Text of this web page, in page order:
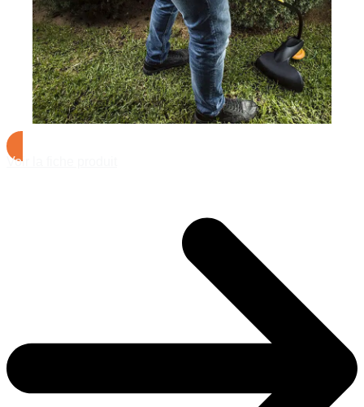
Voir la fiche produit